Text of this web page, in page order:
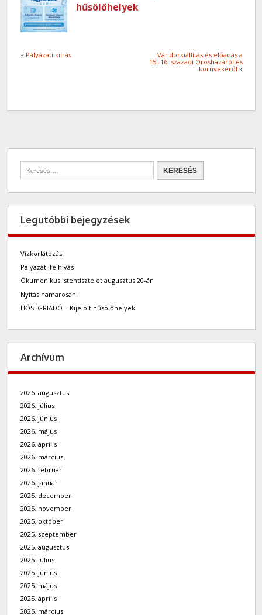
hűsölőhelyek
« Pályázati kiírás
Vándorkiállítás és előadás a
15.-16. századi Orosházáról és
környékéről »
Legutóbbi bejegyzések
Vízkorlátozás
Pályázati felhívás
Ökumenikus istentisztelet augusztus 20-án
Nyitás hamarosan!
HŐSÉGRIADÓ – Kijelölt hűsölőhelyek
Archívum
2026. augusztus
2026. július
2026. június
2026. május
2026. április
2026. március
2026. február
2026. január
2025. december
2025. november
2025. október
2025. szeptember
2025. augusztus
2025. július
2025. június
2025. május
2025. április
2025. március